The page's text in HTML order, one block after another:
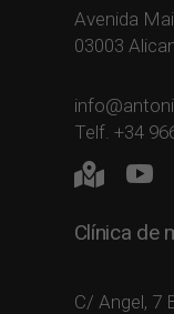
Avenida
03003
Telf. +34
Clínica de
C/ Angel, 7